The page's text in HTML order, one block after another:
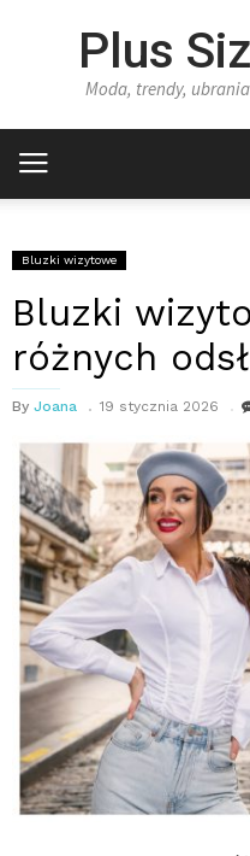
Plus
Moda, trendy,
Bluzki wizytowe
Bluzki
różnych
By Joana 19 stycznia 2026